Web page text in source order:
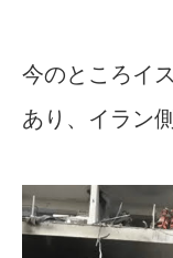
今のところイ
あり、イラン